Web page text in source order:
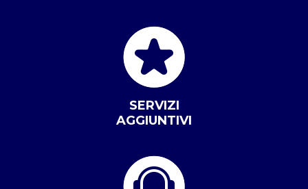
SERVIZI
AGGIUNTIVI